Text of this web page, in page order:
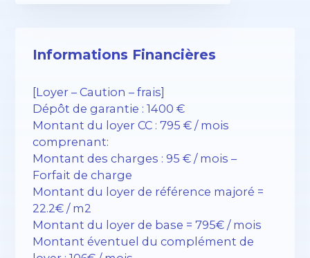
Informations Financières
[Loyer – Caution – frais]
Dépôt de garantie : 1400 €
Montant du loyer CC : 795 € / mois
comprenant:
Montant des charges : 95 € / mois –
Forfait de charge
Montant du loyer de référence majoré =
22.2€ / m2
Montant du loyer de base = 795€ / mois
Montant éventuel du complément de